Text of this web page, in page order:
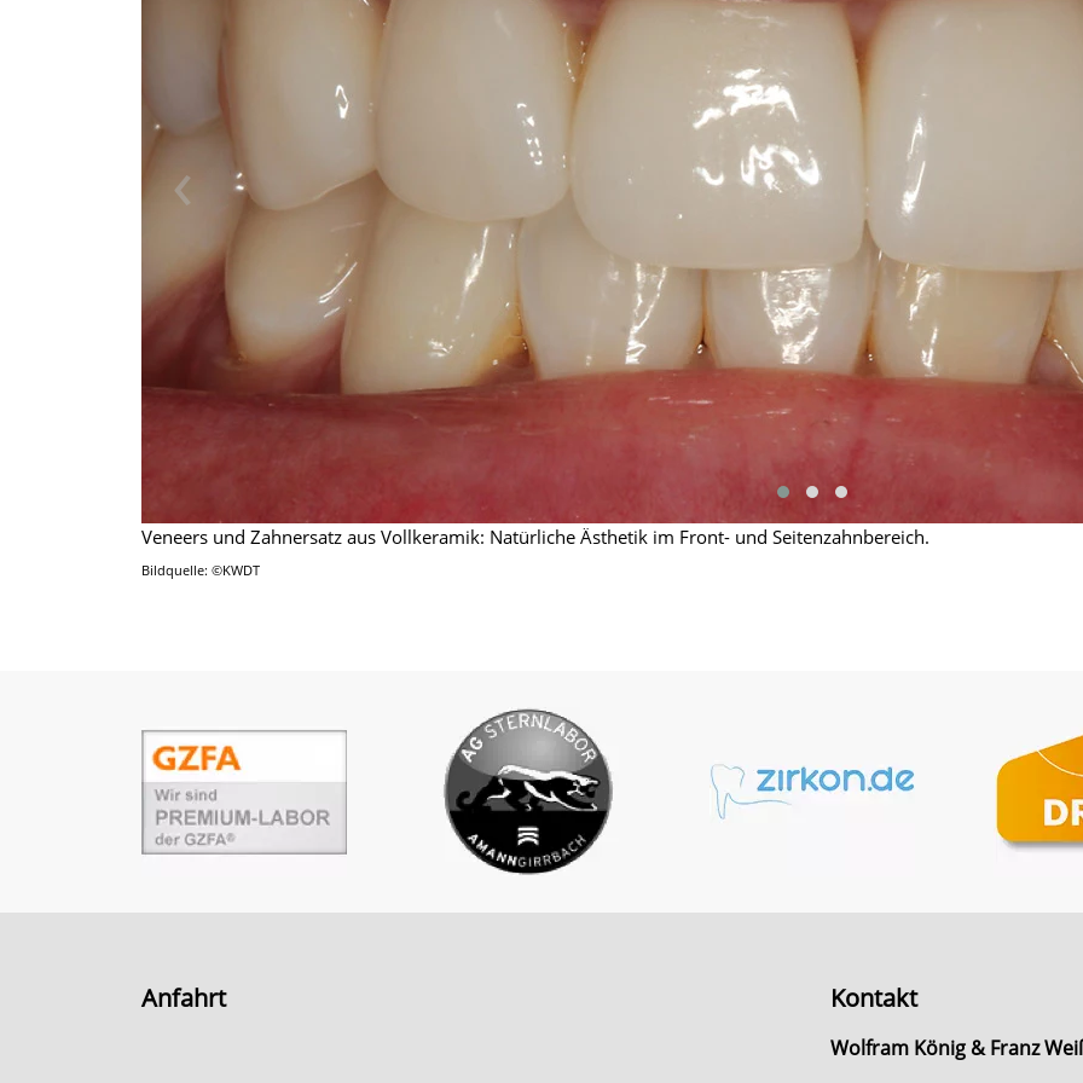
‹
Veneers und Zahnersatz aus Vollkeramik: Natürliche Ästhetik im Front- und Seitenzahnbereich.
Bildquelle: ©KWDT
Anfahrt Kontakt
Wolfram König & Franz